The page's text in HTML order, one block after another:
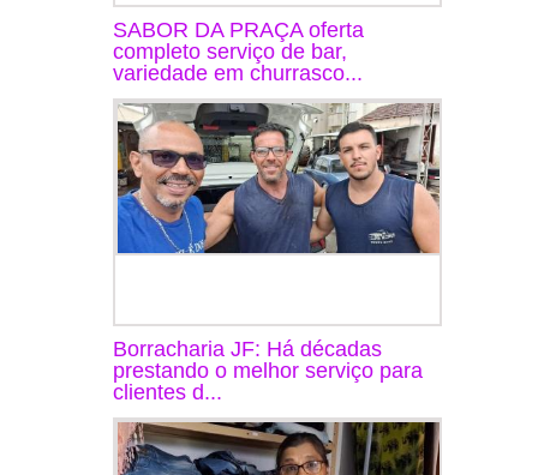
SABOR DA PRAÇA oferta
completo serviço de bar,
variedade em churrasco...
Borracharia JF: Há décadas
prestando o melhor serviço para
clientes d...